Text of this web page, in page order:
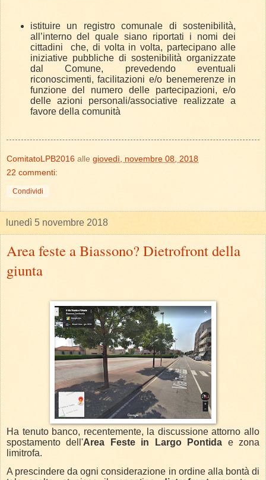
istituire un registro comunale di sostenibilità,
all’interno del quale siano riportati i nomi dei
cittadini
che, di volta in volta, partecipano alle
iniziative pubbliche di sostenibilità organizzate
dal Comune, prevedendo eventuali
riconoscimenti, facilitazioni e/o benemerenze in
funzione del numero delle partecipazioni, e/o
delle azioni personali/associative realizzate a
favore della comunità
ComitatoLPB2016 alle giovedì, novembre 08, 2018
22 commenti:
Condividi
lunedì 5 novembre 2018
Area feste a Biassono? Dietrofront della
giunta
Ha tenuto banco, recentemente, la discussione attorno allo
spostamento dell'Area Feste in Largo Pontida e zona
limitrofa.
A prescindere da ogni considerazione in ordine alla bontà di